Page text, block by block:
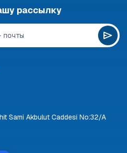
рассылку
Sami Akbulut Caddesi No:32/A